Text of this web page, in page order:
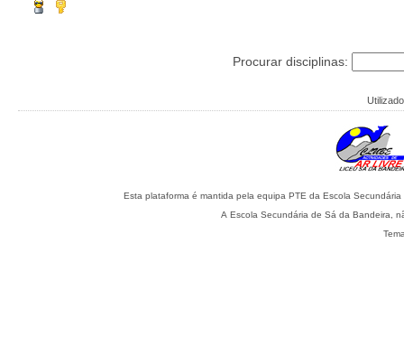
Procurar disciplinas:
A Escola Secundária de Sá da Bandeira,